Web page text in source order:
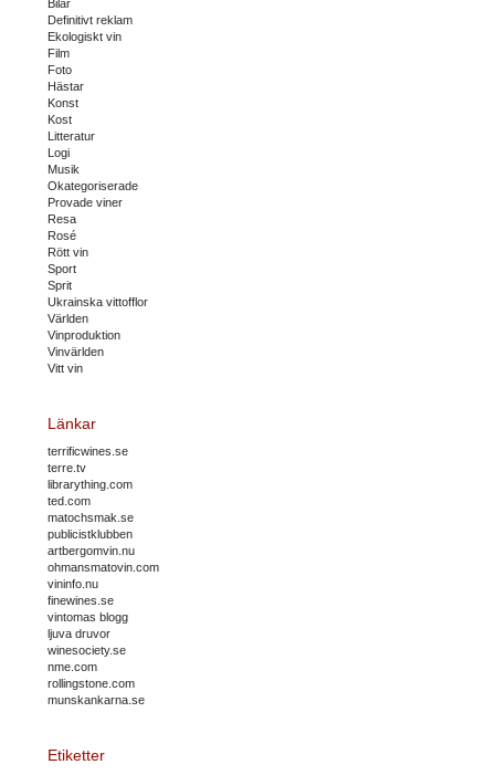
Bilar
Definitivt reklam
Ekologiskt vin
Film
Foto
Hästar
Konst
Kost
Litteratur
Logi
Musik
Okategoriserade
Provade viner
Resa
Rosé
Rött vin
Sport
Sprit
Ukrainska vittofflor
Världen
Vinproduktion
Vinvärlden
Vitt vin
Länkar
terrificwines.se
terre.tv
librarything.com
ted.com
matochsmak.se
publicistklubben
artbergomvin.nu
ohmansmatovin.com
vininfo.nu
finewines.se
vintomas blogg
ljuva druvor
winesociety.se
nme.com
rollingstone.com
munskankarna.se
Etiketter